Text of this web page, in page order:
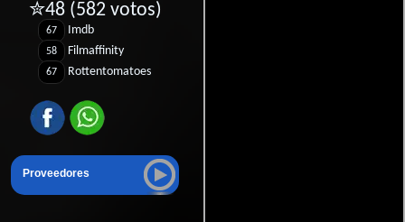
✮48 (582 votos)
67 Imdb
58 Filmaffinity
67 Rottentomatoes
Proveedores